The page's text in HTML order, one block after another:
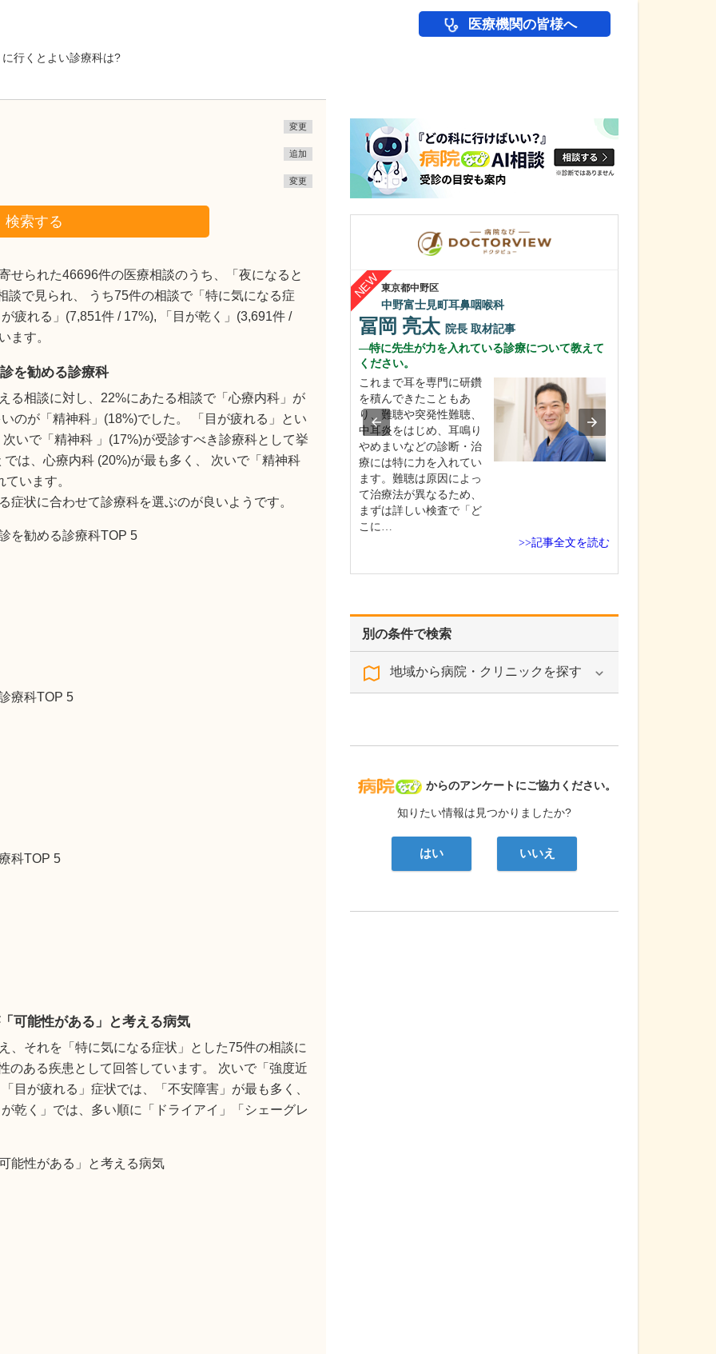
医療機関の皆様へ
行くとよい診療科は?
変更
追加
変更
検索する
せられた46696件の医療相談のうち、「夜になると
談で見られ、 うち75件の相談で「特に気になる症
疲れる」(7,851件 / 17%), 「目が乾く」(3,691件 /
ます。
を勧める診療科
る相談に対し、22%にあたる相談で「心療内科」が
のが「精神科」(18%)でした。 「目が疲れる」とい
いで「精神科 」(17%)が受診すべき診療科として挙
は、心療内科 (20%)が最も多く、 次いで「精神科
います。
状に合わせて診療科を選ぶのが良いようです。
を勧める診療科TOP 5
療科TOP 5
科TOP 5
可能性がある」と考える病気
、それを「特に気になる症状」とした75件の相談に
のある疾患として回答しています。 次いで「強度近
目が疲れる」症状では、「不安障害」が最も多く、
乾く」では、多い順に「ドライアイ」「シェーグレ
能性がある」と考える病気
別の条件で検索
地域から病院・クリニックを探す
病院なび
からのアンケートにご協力ください。
知りたい情報は見つかりましたか?
はい いいえ
東京都中野区
中野富士見町耳鼻咽喉科
冨岡 亮太 院長 取材記事
特に先生が力を入れている診療について教えて
ください。
これまで耳を専門に研鑽
を積んできたこともあ
り、難聴や突発性難聴、
中耳炎をはじめ、耳鳴り
やめまいなどの診断・治
療には特に力を入れてい
ます。難聴は原因によっ
て治療法が異なるため、
まずは詳しい検査で「ど
こに…
>>記事全文を読む
福岡県福岡市早良区
干隈すみれ内科クリニック
須貝 真生
とはありますか?
す。現在も、ご高齢で通
院が難しくなった患者さ
んのご自宅や施設に伺
い、診療を行っていま
す。この地域でも「受診
お困りの方が増えてお
り、そうした方々に継続
的に医療…